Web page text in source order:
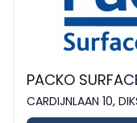
PACKO
CARDIJNLAAN 10,